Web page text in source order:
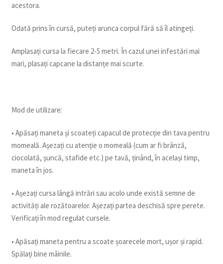
acestora.
Odată prins în cursă, puteți arunca corpul fără să îl atingeți.
Amplasați cursa la fiecare 2-5 metri. În cazul unei infestări mai
mari, plasați capcane la distanțe mai scurte.
Mod de utilizare:
• Apăsați maneta și scoateți capacul de protecție din tava pentru
momeală. Așezați cu atenție o momeală (cum ar fi brânză,
ciocolată, șuncă, stafide etc.) pe tavă, ținând, în același timp,
maneta în jos.
• Așezați cursa lângă intrări sau acolo unde există semne de
activități ale rozătoarelor. Așezați partea deschisă spre perete.
Verificați în mod regulat cursele.
• Apăsați maneta pentru a scoate șoarecele mort, ușor și rapid.
Spălați bine mâinile.